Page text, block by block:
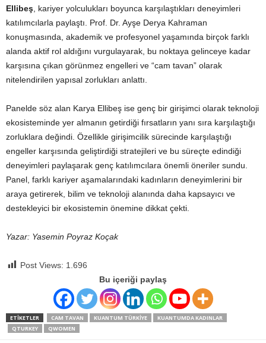
Ellibeş , kariyer yolculukları boyunca karşılaştıkları deneyimleri
katılımcılarla paylaştı. Prof. Dr. Ayşe Derya Kahraman
konuşmasında, akademik ve profesyonel yaşamında birçok farklı
alanda aktif rol aldığını vurgulayarak, bu noktaya gelinceye kadar
karşısına çıkan görünmez engelleri ve “cam tavan” olarak
nitelendirilen yapısal zorlukları anlattı.
Panelde söz alan Karya Ellibeş ise genç bir girişimci olarak teknoloji
ekosisteminde yer almanın getirdiği fırsatların yanı sıra karşılaştığı
zorluklara değindi. Özellikle girişimcilik sürecinde karşılaştığı
engeller karşısında geliştirdiği stratejileri ve bu süreçte edindiği
deneyimleri paylaşarak genç katılımcılara önemli öneriler sundu.
Panel, farklı kariyer aşamalarındaki kadınların deneyimlerini bir
araya getirerek, bilim ve teknoloji alanında daha kapsayıcı ve
destekleyici bir ekosistemin önemine dikkat çekti.
Yazar: Yasemin Poyraz Koçak
Post Views: 1.696
Bu içeriği paylaş
ETIKETLER CAM TAVAN KUANTUM TÜRKIYE
KUANTUMDA KADINLAR
QTURKEY
QWOMEN